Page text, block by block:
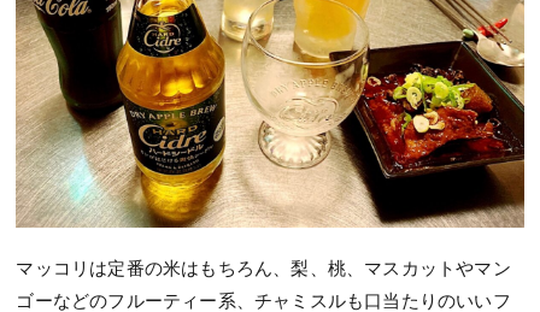
マッコリは定番の米はもちろん、梨、桃、マスカットやマン
ゴーなどのフルーティー系、チャミスルも口当たりのいいフ